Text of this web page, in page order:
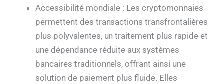
Accessibilité mondiale : Les cryptomonnaies
permettent des transactions transfrontalières
plus polyvalentes, un traitement plus rapide et
une dépendance réduite aux systèmes
bancaires traditionnels, offrant ainsi une
solution de paiement plus fluide. Elles